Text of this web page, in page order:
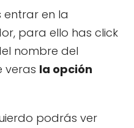
entrar en la
para ello has click
nombre del
veras la opción
podrás ver